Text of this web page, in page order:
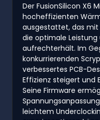
Der FusionSilicon X6
hocheffizienten
ausgestattet, das mit
die optimale
aufrechterhält. Im
konkurrierenden
verbessertes PCB-
Effizienz steigert und
Seine Firmware
leichtem